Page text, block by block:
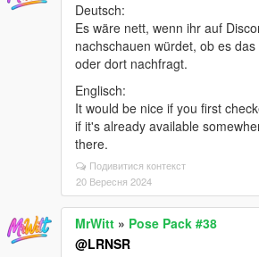
Deutsch:
Es wäre nett, wenn ihr auf
nachschauen würdet, ob es
oder dort nachfragt.
Englisch:
It would be nice if you first
if it's already available
there.
Подивитися контекст
20 Вересня 2024
MrWitt » Pose Pack #38
@LRNSR